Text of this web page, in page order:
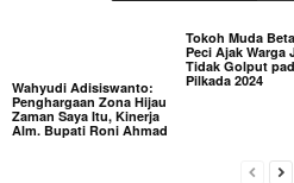
Wahyudi Adisiswanto:
Penghargaan Zona Hijau
Zaman Saya Itu, Kinerja
Alm. Bupati Roni Ahmad
Tokoh Muda
Peci Ajak Warga
Tidak Golput
Pilkada 2024